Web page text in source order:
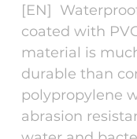
[EN]
coated with
material is
durable than
polypropylene
abrasion